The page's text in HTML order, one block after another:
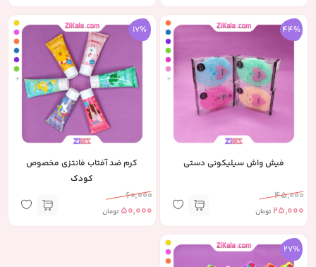
+
44%
فیش واش سیلیکونی دستی
45,000
25,000 تومان
+
17%
کرم ضد آفتاب فانتزی مخصوص
کودک
60,000
50,000 تومان
27%